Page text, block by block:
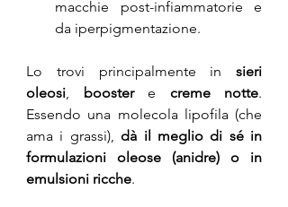
macchie post-infiammatorie e
da iperpigmentazione.
Lo trovi principalmente in sieri
oleosi, booster e creme notte.
Essendo una molecola lipofila (che
ama i grassi), dà il meglio di sé in
formulazioni oleose (anidre) o in
emulsioni ricche.